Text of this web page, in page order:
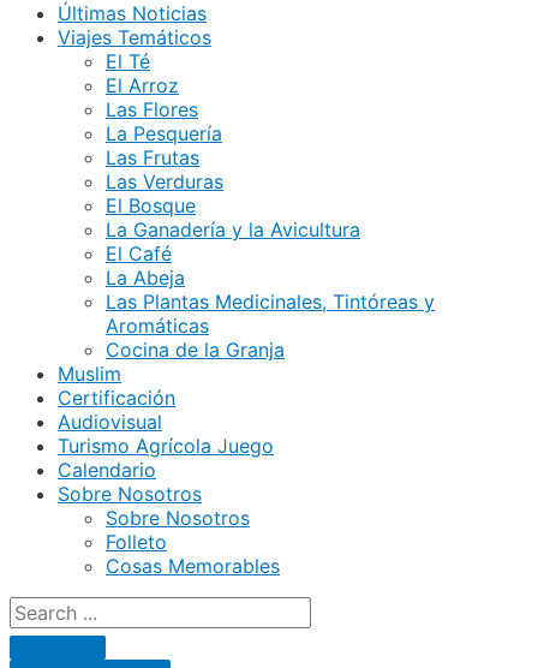
Últimas Noticias
Viajes Temáticos
El Té
El Arroz
Las Flores
La Pesquería
Las Frutas
Las Verduras
El Bosque
La Ganadería y la Avicultura
El Café
La Abeja
Las Plantas Medicinales, Tintóreas y
Aromáticas
Cocina de la Granja
Muslim
Certificación
Audiovisual
Turismo Agrícola Juego
Calendario
Sobre Nosotros
Sobre Nosotros
Folleto
Cosas Memorables